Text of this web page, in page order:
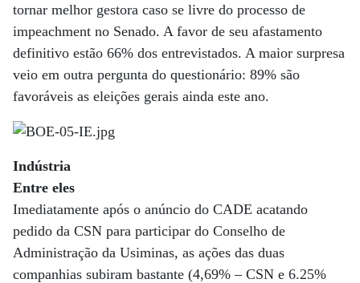
tornar melhor gestora caso se livre do processo de
impeachment no Senado. A favor de seu afastamento
definitivo estão 66% dos entrevistados. A maior surpresa
veio em outra pergunta do questionário: 89% são
favoráveis as eleições gerais ainda este ano.
Indústria
Entre eles
Imediatamente após o anúncio do CADE acatando
pedido da CSN para participar do Conselho de
Administração da Usiminas, as ações das duas
companhias subiram bastante (4,69% – CSN e 6.25%